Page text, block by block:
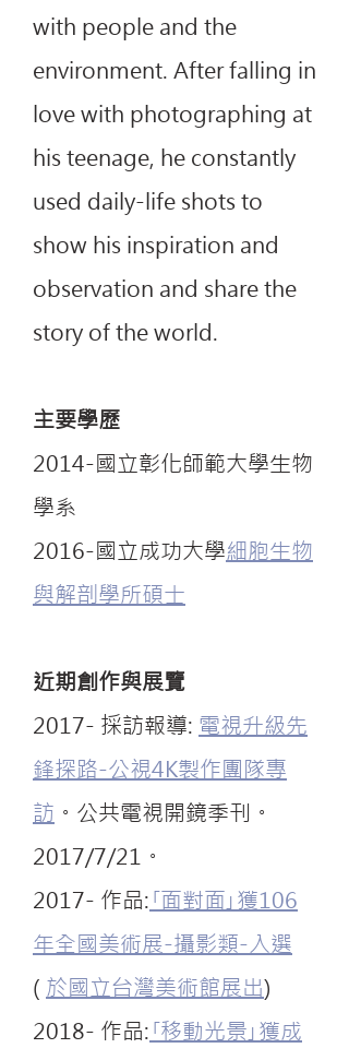
with people and the
environment. After falling in
love with photographing at
his teenage, he constantly
used daily-life shots to
show his inspiration and
observation and share the
story of the world.
主要學歷
2014-國立彰化師範大學生物
學系
2016-國立成功大學細胞生物
與解剖學所碩士
​近期創作與展覽
2017- 採訪報導: 電視升級先
鋒探路-公視4K製作團隊專
訪 。公共電視開鏡季刊。
2017/7/21。
2017- 作品: ｢面對面｣獲106
年全國美術展-攝影類-入選
( 於國立台灣美術館展出)
2018- 作品: ｢移動光景｣獲成